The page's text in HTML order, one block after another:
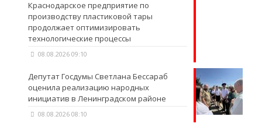
Краснодарское предприятие по
производству пластиковой тары
продолжает оптимизировать
технологические процессы
08.08.2026 09:10
Депутат Госдумы Светлана Бессараб
оценила реализацию народных
инициатив в Ленинградском районе
08.08.2026 08:10